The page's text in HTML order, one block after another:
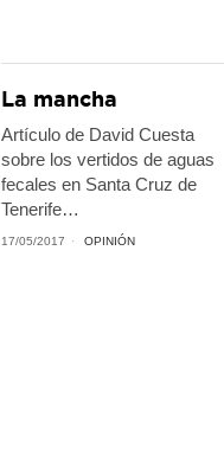
La mancha
Artículo de David Cuesta
sobre los vertidos de aguas
fecales en Santa Cruz de
Tenerife…
17/05/2017 OPINIÓN